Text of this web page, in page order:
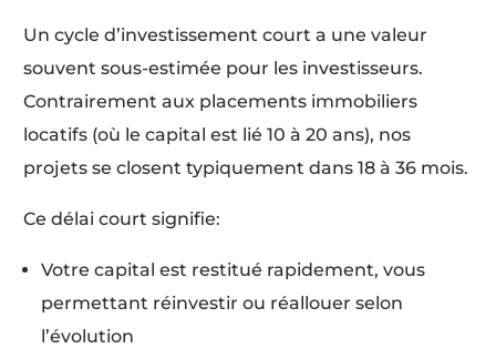
Un cycle d’investissement court a une valeur
souvent sous-estimée pour les investisseurs.
Contrairement aux placements immobiliers
locatifs (où le capital est lié 10 à 20 ans), nos
projets se closent typiquement dans 18 à 36 mois.
Ce délai court signifie:
Votre capital est restitué rapidement, vous
permettant réinvestir ou réallouer selon
l’évolution